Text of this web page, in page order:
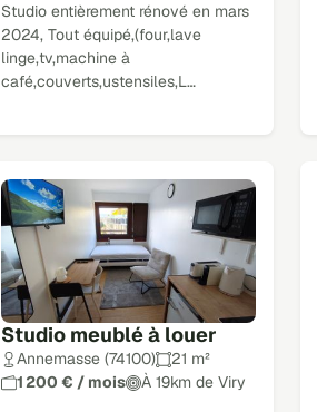
Studio entièrement rénové en mars
2024, Tout équipé,(four,lave
linge,tv,machine à
café,couverts,ustensiles,L…
Studio meublé à louer
Annemasse (74100)
21 m²
1 200 € / mois
À 19km de Viry